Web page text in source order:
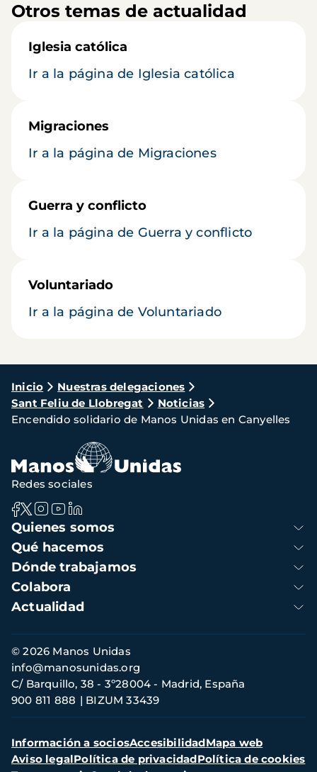
Otros temas de actualidad
Iglesia católica
Ir a la página de Iglesia católica
Migraciones
Ir a la página de Migraciones
Guerra y conflicto
Ir a la página de Guerra y conflicto
Voluntariado
Ir a la página de Voluntariado
Ruta
de
navegación
Inicio
Nuestras delegaciones
Sant Feliu de Llobregat
Noticias
Encendido solidario de Manos Unidas en Canyelles
Navegación
principal
Quienes somos
Qué hacemos
Dónde trabajamos
Colabora
Actualidad
Redes sociales
Información
de
contacto
© 2026 Manos Unidas
C/ Barquillo, 38 - 3º28004 - Madrid, España
900 811 888
BIZUM 33439
info@manosunidas.org
Menú
secundario
Información a sociosAccesibilidadMapa web
Aviso legalPolítica de privacidadPolítica de cookies